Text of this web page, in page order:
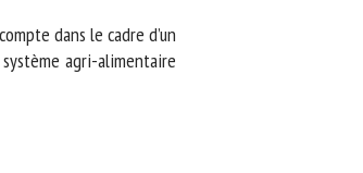
dans le cadre d’un
agri-alimentaire